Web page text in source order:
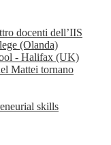
docenti dell’IIS
(Olanda)
- Halifax (UK)
Mattei tornano
skills